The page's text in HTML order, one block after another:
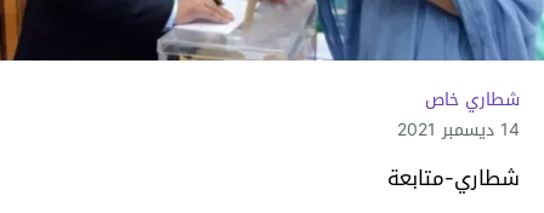
شطاري خاص
14 ديسمبر 2021
شطاري-متابعة